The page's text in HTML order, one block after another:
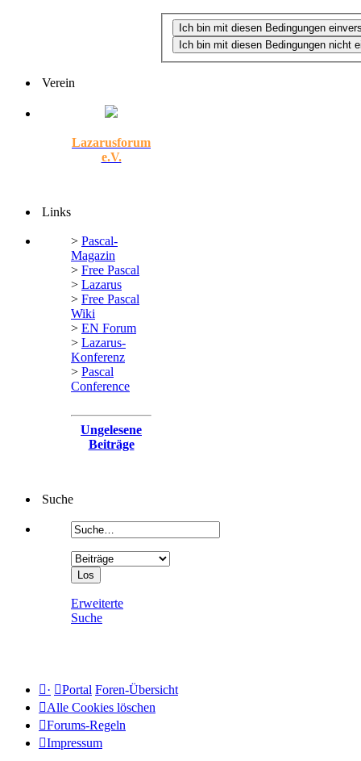
Verein
Lazarusforum
e.V.
Links
> Pascal-
Magazin
> Free Pascal
> Lazarus
> Free Pascal
Wiki
> EN Forum
> Lazarus-
Konferenz
> Pascal
Conference
Ungelesene
Beiträge
Suche
Erweiterte
Suche
· Portal Foren-Übersicht
Alle Cookies löschen
Forums-Regeln
Impressum